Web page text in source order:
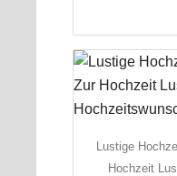
Lustige
Hochzeit